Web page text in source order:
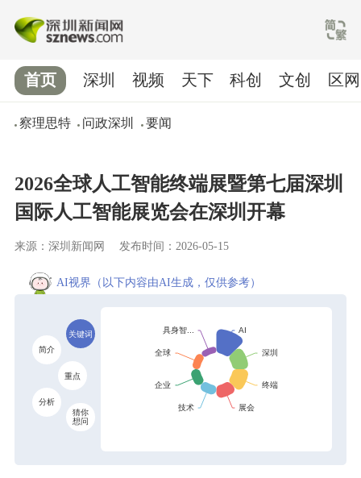
首页
察理思特 问政深圳 要闻
深圳 视频 天下 科创 文创 区网
2026全球人工智能终端展暨第七届深圳
国际人工智能展览会在深圳开幕
来源：深圳新闻网 发布时间：2026-05-15
AI视界 （以下内容由AI生成，仅供参考）
关键词
简介
重点
分析
猜你
想问